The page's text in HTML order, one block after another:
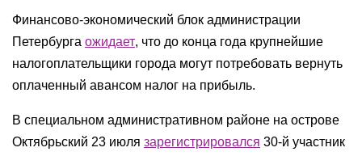
Финансово-экономический блок администрации
Петербурга ожидает, что до конца года крупнейшие
налогоплательщики города могут потребовать вернуть
оплаченный авансом налог на прибыль.
В специальном административном районе на острове
Октябрьский 23 июля зарегистрировался 30-й участник